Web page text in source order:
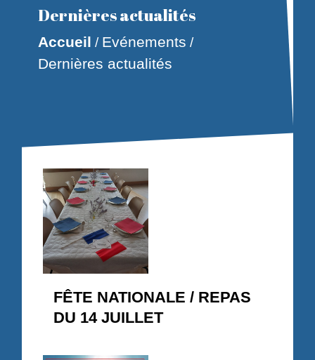
Dernières actualités
Accueil / Evénements /
Dernières actualités
FÊTE NATIONALE / REPAS
DU 14 JUILLET